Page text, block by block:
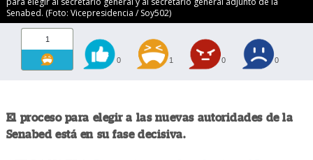
Senabed. (Foto: Vicepresidencia / Soy502)
1
0 1 0 0
El proceso para elegir a las nuevas autoridades de la
Senabed está en su fase decisiva.